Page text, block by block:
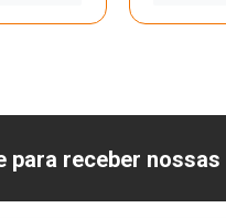
para receber